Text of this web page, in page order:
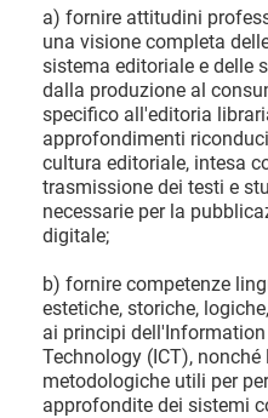
a) fornire attitudini
una visione completa
sistema editoriale e delle
dalla produzione al
specifico all'editoria
approfondimenti
cultura editoriale, intesa
trasmissione dei testi e
necessarie per la
digitale;
b) fornire competenze
estetiche, storiche,
ai principi
Technology (ICT),
metodologiche utili per
approfondite dei sistemi